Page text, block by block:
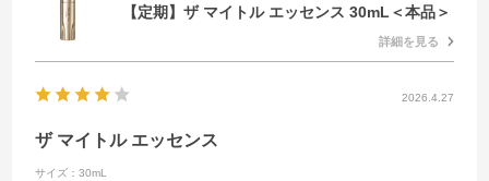
【定期】ザ マイトル エッセンス 30mL＜本品＞
詳細を見る
2026.4.27
ザ マイトル エッセンス
サイズ：30mL